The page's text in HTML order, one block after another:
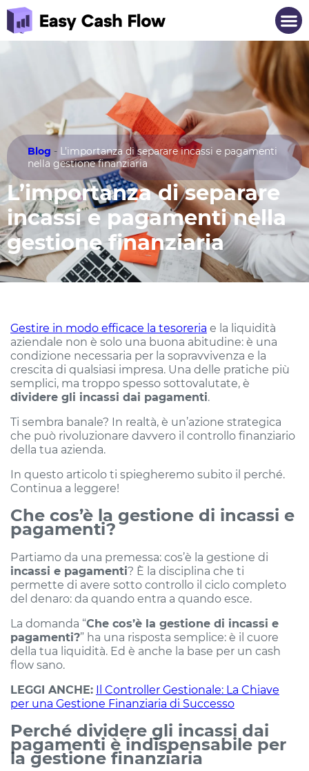
Blog - L’importanza di separare incassi e pagamenti
nella gestione finanziaria
L’importanza di separare
incassi e pagamenti nella
gestione finanziaria
Gestire in modo efficace la tesoreria e la liquidità
aziendale non è solo una buona abitudine: è una
condizione necessaria per la sopravvivenza e la
crescita di qualsiasi impresa. Una delle pratiche più
semplici, ma troppo spesso sottovalutate, è
dividere gli incassi dai pagamenti.
Ti sembra banale? In realtà, è un’azione strategica
che può rivoluzionare davvero il controllo finanziario
della tua azienda.
In questo articolo ti spiegheremo subito il perché.
Continua a leggere!
Che cos’è la gestione di incassi e
pagamenti?
Partiamo da una premessa: cos’è la gestione di
incassi e pagamenti? È la disciplina che ti
permette di avere sotto controllo il ciclo completo
del denaro: da quando entra a quando esce.
La domanda “Che cos’è la gestione di incassi e
pagamenti?” ha una risposta semplice: è il cuore
della tua liquidità. Ed è anche la base per un cash
flow sano.
LEGGI ANCHE: Il Controller Gestionale: La Chiave
per una Gestione Finanziaria di Successo
Perché dividere gli incassi dai
pagamenti è indispensabile per
la gestione finanziaria